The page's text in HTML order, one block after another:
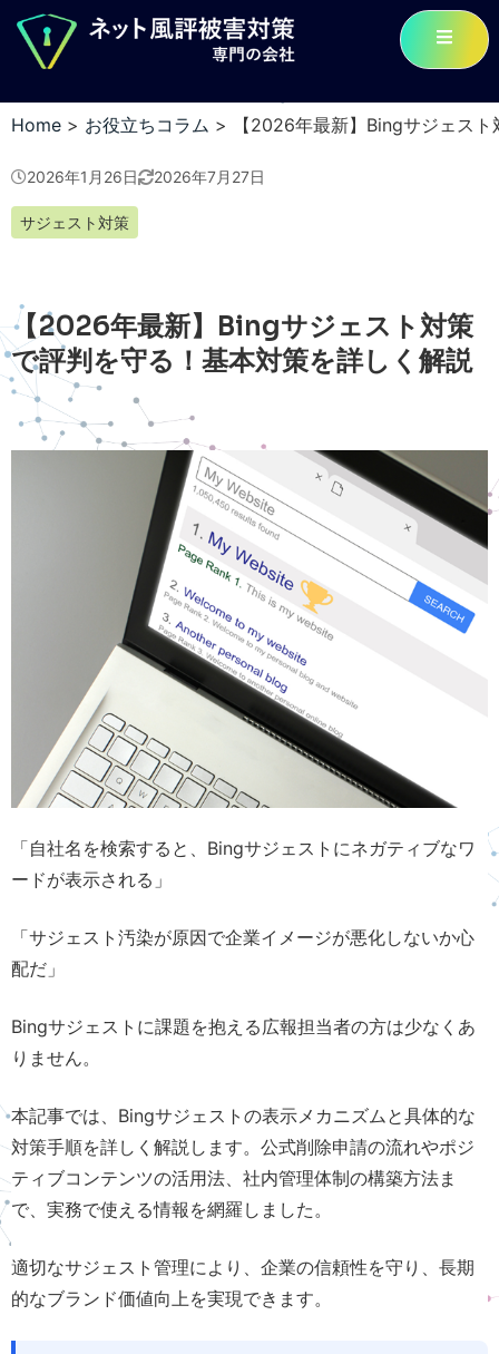
Home > お役立ちコラム > 【2026年最新】Bingサジェス
2026年1月26日 2026年7月27日
サジェスト対策
【2026年最新】Bingサジェスト対策
で評判を守る！基本対策を詳しく解説
「自社名を検索すると、Bingサジェストにネガティブなワ
ードが表示される」
「サジェスト汚染が原因で企業イメージが悪化しないか心
配だ」
Bingサジェストに課題を抱える広報担当者の方は少なくあ
りません。
本記事では、Bingサジェストの表示メカニズムと具体的な
対策手順を詳しく解説します。公式削除申請の流れやポジ
ティブコンテンツの活用法、社内管理体制の構築方法ま
で、実務で使える情報を網羅しました。
適切なサジェスト管理により、企業の信頼性を守り、長期
的なブランド価値向上を実現できます。